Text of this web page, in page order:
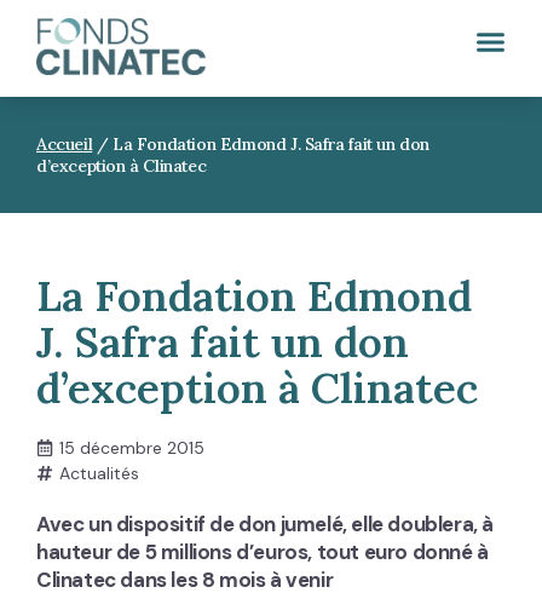
Accueil / La Fondation Edmond J. Safra fait un don
d’exception à Clinatec
La Fondation Edmond
J. Safra fait un don
d’exception à Clinatec
15 décembre 2015
Actualités
Avec un dispositif de don jumelé, elle doublera, à
hauteur de 5 millions d’euros, tout euro donné à
Clinatec dans les 8 mois à venir